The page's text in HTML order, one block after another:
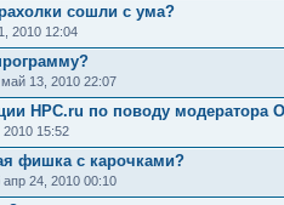
сошли с ума?
2010 12:04
13, 2010 22:07
HPC.ru по поводу модератора
15:52
фишка с карочками?
24, 2010 00:10